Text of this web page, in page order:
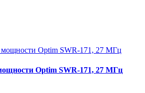
Optim SWR-171, 27 МГц